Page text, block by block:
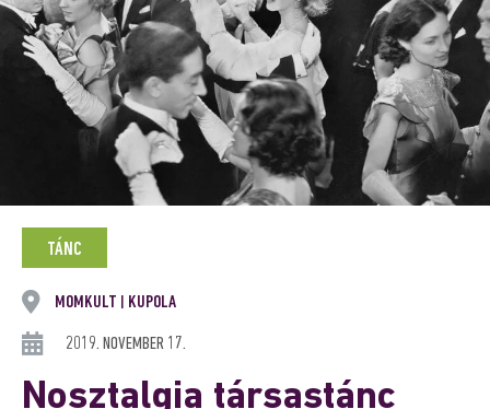
TÁNC
MOMKULT KUPOLA
2019. NOVEMBER 17.
Nosztalgia társastánc